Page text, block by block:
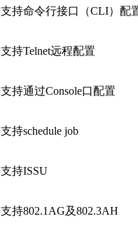
支持命令行接口（CLI）配
支持Telnet远程配置
支持通过Console口配置
支持schedule job
支持ISSU
支持802.1AG及802.3AH